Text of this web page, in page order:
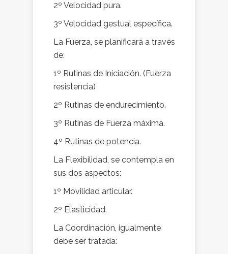
2º Velocidad pura.
3º Velocidad gestual específica.
La Fuerza, se planificará a través
de:
1º Rutinas de Iniciación. (Fuerza
resistencia)
2º Rutinas de endurecimiento.
3º Rutinas de Fuerza máxima.
4º Rutinas de potencia.
La Flexibilidad, se contempla en
sus dos aspectos:
1º Movilidad articular.
2º Elasticidad.
La Coordinación, igualmente
debe ser tratada: